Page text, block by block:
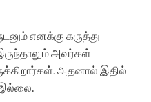
எனக்கு கருத்து
இருந்தாலும் அவர்கள்
அதனால் இதில்
இல்லை.